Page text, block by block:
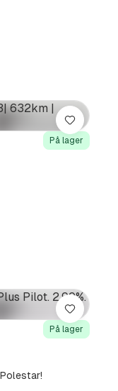
På lager
Lagre
På lager
Lagre